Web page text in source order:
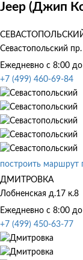
Jeep (Джип
Севастопольский
Ежедневно с 8:00
+7 (499) 460-69-84
построить маршрут
ДМИТРОВКА
Лобненская д.17 к.8
Ежедневно с 8:00
+7 (499) 450-63-77